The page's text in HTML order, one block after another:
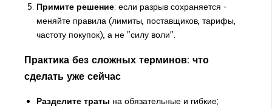
Примите решение: если разрыв сохраняется -
меняйте правила (лимиты, поставщиков, тарифы,
частоту покупок), а не "силу воли".
Практика без сложных терминов: что
сделать уже сейчас
Разделите траты на обязательные и гибкие;